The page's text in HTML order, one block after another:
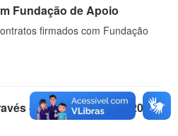
Fundação de Apoio
firmados com Fundação
do Projeto 914BRZ2005